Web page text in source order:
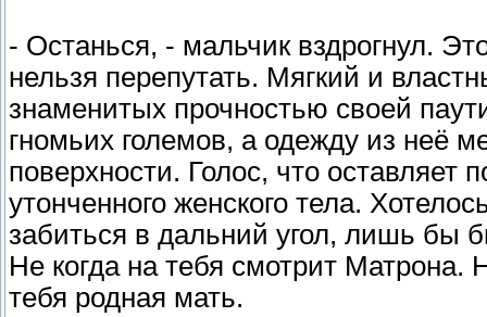
- Останься, - мальчик вздрогнул.
нельзя перепутать. Мягкий и
знаменитых прочностью своей
гномьих големов, а одежду из неё
поверхности. Голос, что оставляет
утонченного женского тела.
забиться в дальний угол, лишь бы
Не когда на тебя смотрит Матрона.
тебя родная мать.